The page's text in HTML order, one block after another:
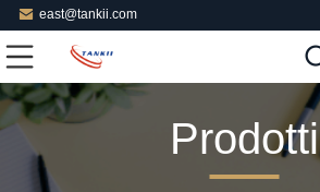
east@tankii.com
Prodotti